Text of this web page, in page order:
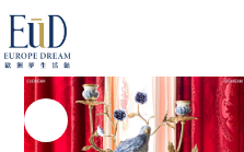
高溫瓷胎+銅件